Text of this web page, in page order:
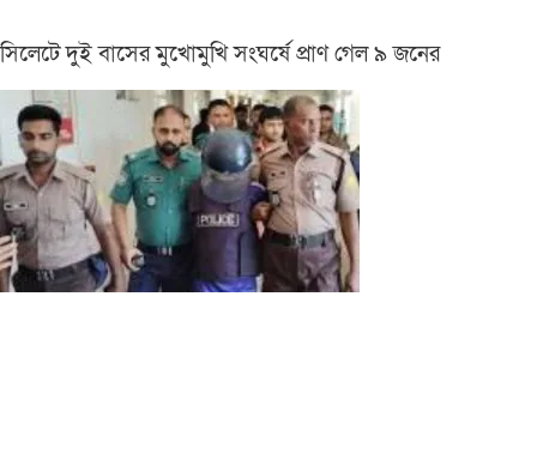
সিলেটে দুই বাসের মুখোমুখি সংঘর্ষে প্রাণ গেল ৯ জনের